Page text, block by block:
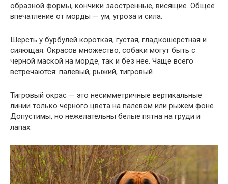
образной формы, кончики заостренные, висящие. Общее
впечатление от морды — ум, угроза и сила.
Шерсть у бурбулей короткая, густая, гладкошерстная и
сияющая. Окрасов множество, собаки могут быть с
черной маской на морде, так и без нее. Чаще всего
встречаются: палевый, рыжий, тигровый.
Тигровый окрас — это несимметричные вертикальные
линии только чёрного цвета на палевом или рыжем фоне.
Допустимы, но нежелательны белые пятна на груди и
лапах.